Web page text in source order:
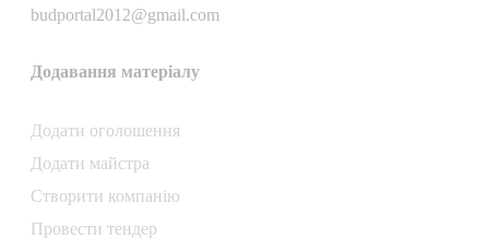
budportal2012@gmail.com
Додавання матеріалу
Додати oголошення
Додати майстра
Створити компанiю
Провести тендер